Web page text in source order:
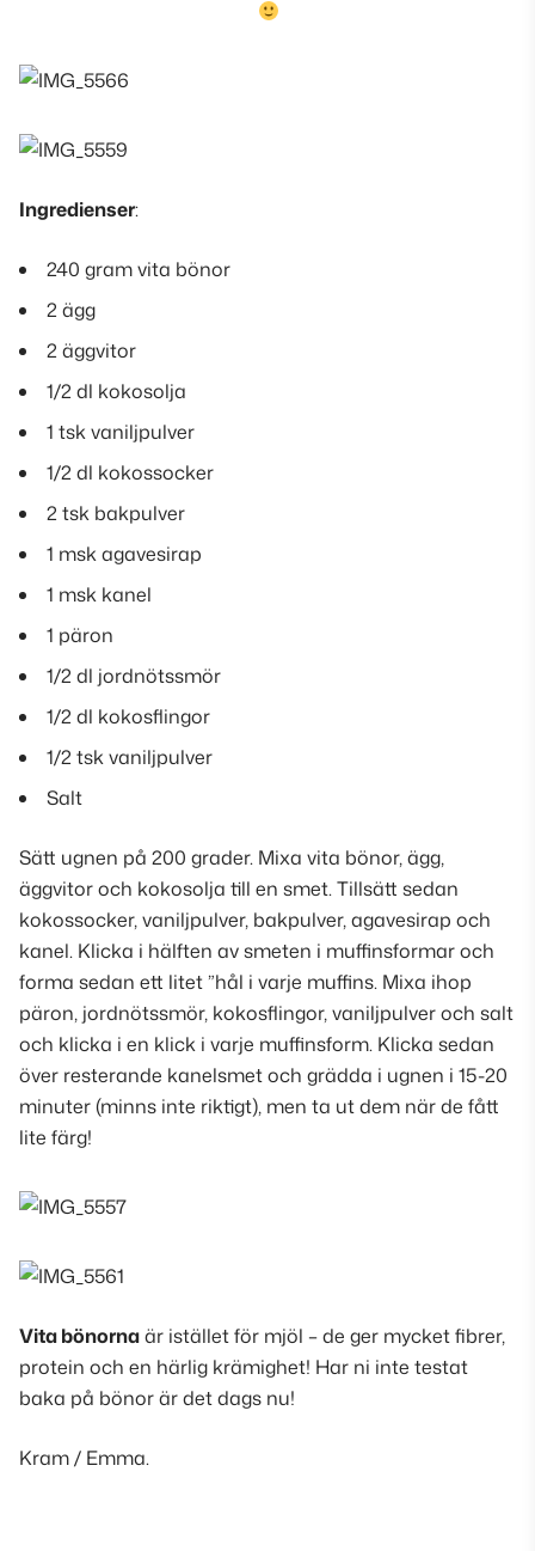
Ingredienser:
240 gram vita bönor
2 ägg
2 äggvitor
1/2 dl kokosolja
1 tsk vaniljpulver
1/2 dl kokossocker
2 tsk bakpulver
1 msk agavesirap
1 msk kanel
1 päron
1/2 dl jordnötssmör
1/2 dl kokosflingor
1/2 tsk vaniljpulver
Salt
Sätt ugnen på 200 grader. Mixa vita bönor, ägg,
äggvitor och kokosolja till en smet. Tillsätt sedan
kokossocker, vaniljpulver, bakpulver, agavesirap och
kanel. Klicka i hälften av smeten i muffinsformar och
forma sedan ett litet ”hål i varje muffins. Mixa ihop
päron, jordnötssmör, kokosflingor, vaniljpulver och salt
och klicka i en klick i varje muffinsform. Klicka sedan
över resterande kanelsmet och grädda i ugnen i 15-20
minuter (minns inte riktigt), men ta ut dem när de fått
lite färg!
Vita bönornaär istället för mjöl – de ger mycket fibrer,
protein och en härlig krämighet! Har ni inte testat
baka på bönor är det dags nu!
Kram / Emma.